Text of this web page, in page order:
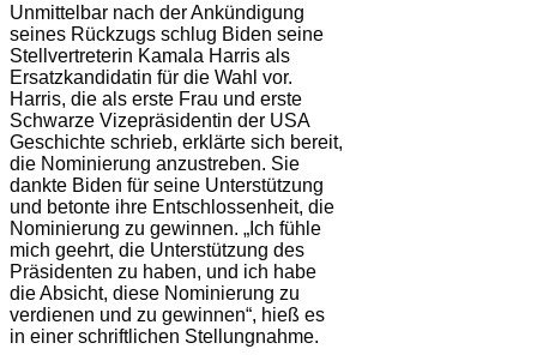
Unmittelbar nach der Ankündigung
seines Rückzugs schlug Biden seine
Stellvertreterin Kamala Harris als
Ersatzkandidatin für die Wahl vor.
Harris, die als erste Frau und erste
Schwarze Vizepräsidentin der USA
Geschichte schrieb, erklärte sich bereit,
die Nominierung anzustreben. Sie
dankte Biden für seine Unterstützung
und betonte ihre Entschlossenheit, die
Nominierung zu gewinnen. „Ich fühle
mich geehrt, die Unterstützung des
Präsidenten zu haben, und ich habe
die Absicht, diese Nominierung zu
verdienen und zu gewinnen“, hieß es
in einer schriftlichen Stellungnahme.